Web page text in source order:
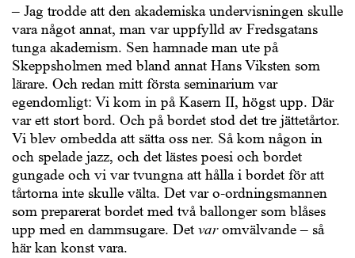
– Jag trodde att den akademiska undervisningen skulle
vara något annat, man var uppfylld av Fredsgatans
tunga akademism. Sen hamnade man ute på
Skeppsholmen med bland annat Hans Viksten som
lärare. Och redan mitt första seminarium var
egendomligt: Vi kom in på Kasern II, högst upp. Där
var ett stort bord. Och på bordet stod det tre jättetårtor.
Vi blev ombedda att sätta oss ner. Så kom någon in
och spelade jazz, och det lästes poesi och bordet
gungade och vi var tvungna att hålla i bordet för att
tårtorna inte skulle välta. Det var o-ordningsmannen
som preparerat bordet med två ballonger som blåses
upp med en dammsugare. Det varomvälvande – så
här kan konst vara.